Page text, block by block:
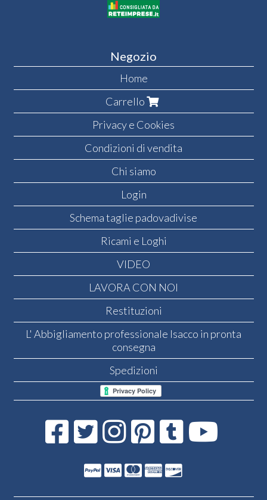
Negozio
Home
Carrello
Privacy e Cookies
Condizioni di vendita
Chi siamo
Login
Schema taglie padovadivise
Ricami e Loghi
VIDEO
LAVORA CON NOI
Restituzioni
L' Abbigliamento professionale Isacco in pronta
consegna
Spedizioni